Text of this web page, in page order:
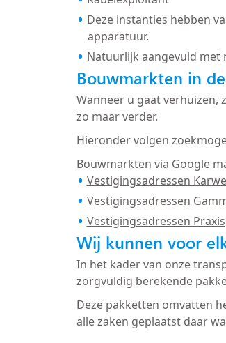
Deze instanties hebben
apparatuur.
Natuurlijk aangevuld met
Bouwmarkten in
Wanneer u gaat verhuizen,
zo maar verder.
Hieronder volgen
Bouwmarkten via Google
Vestigingsadressen
Vestigingsadressen
Vestigingsadressen Praxis
Wij kunnen voor
In het kader van onze
zorgvuldig berekende
Deze pakketten omvatten
alle zaken geplaatst daar